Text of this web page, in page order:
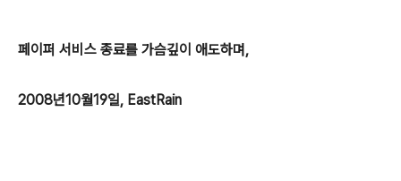
페이퍼 서비스 종료를 가슴깊이 애도하며,
2008년10월19일, EastRain